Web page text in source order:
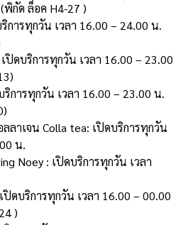
พิกัด ล็อค H4-27 )
การทุกวัน เวลา 16.00 – 24.00 น.
เปิดบริการทุกวัน เวลา 16.00 – 23.00
ริการทุกวัน เวลา 16.00 – 23.00 น.
ลาเจน Colla tea: เปิดบริการทุกวัน
น.
Noey : เปิดบริการทุกวัน เวลา
เปิดบริการทุกวัน เวลา 16.00 – 00.00
)